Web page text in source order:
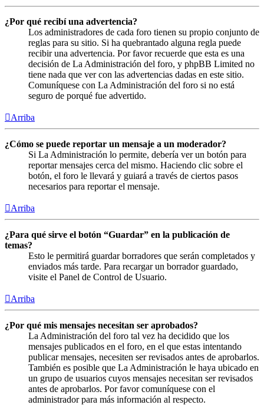
¿Por qué recibí una advertencia?
Los administradores de cada foro tienen su propio conjunto de
reglas para su sitio. Si ha quebrantado alguna regla puede
recibir una advertencia. Por favor recuerde que esta es una
decisión de La Administración del foro, y phpBB Limited no
tiene nada que ver con las advertencias dadas en este sitio.
Comuníquese con La Administración del foro si no está
seguro de porqué fue advertido.
Arriba
¿Cómo se puede reportar un mensaje a un moderador?
Si La Administración lo permite, debería ver un botón para
reportar mensajes cerca del mismo. Haciendo clic sobre el
botón, el foro le llevará y guiará a través de ciertos pasos
necesarios para reportar el mensaje.
Arriba
¿Para qué sirve el botón “Guardar” en la publicación de
temas?
Esto le permitirá guardar borradores que serán completados y
enviados más tarde. Para recargar un borrador guardado,
visite el Panel de Control de Usuario.
Arriba
¿Por qué mis mensajes necesitan ser aprobados?
La Administración del foro tal vez ha decidido que los
mensajes publicados en el foro, en el que estas intentando
publicar mensajes, necesiten ser revisados antes de aprobarlos.
También es posible que La Administración le haya ubicado en
un grupo de usuarios cuyos mensajes necesitan ser revisados
antes de aprobarlos. Por favor comuníquese con el
administrador para más información al respecto.